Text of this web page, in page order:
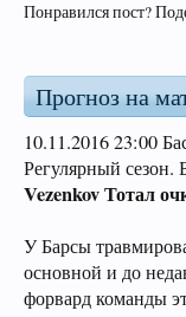
Понравился пост?
Прогноз на
10.11.2016 23:00
Регулярный сезон.
Vezenkov Тотал
У Барсы
основной и до
форвард команды